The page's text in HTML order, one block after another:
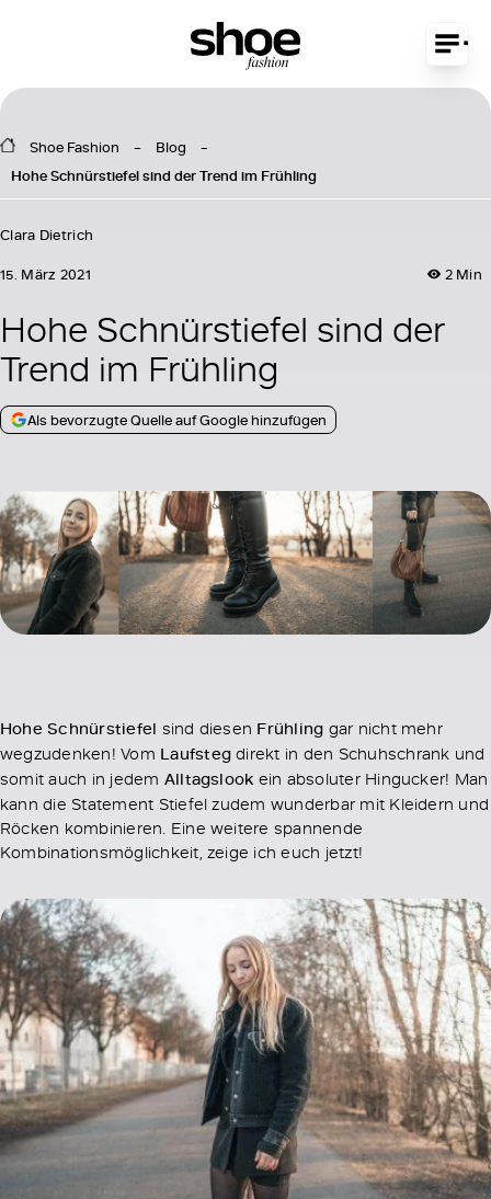
Shoe Fashion
Blog
Hohe Schnürstiefel sind der Trend im Frühling
Clara Dietrich
2 Min
15. März 2021
Hohe Schnürstiefel sind der
Trend im Frühling
Als bevorzugte Quelle auf Google hinzufügen
Hohe Schnürstiefel sind diesen Frühling gar nicht mehr
wegzudenken! Vom Laufsteg direkt in den Schuhschrank und
somit auch in jedem Alltagslook ein absoluter Hingucker! Man
kann die Statement Stiefel zudem wunderbar mit Kleidern und
Röcken kombinieren. Eine weitere spannende
Kombinationsmöglichkeit, zeige ich euch jetzt!